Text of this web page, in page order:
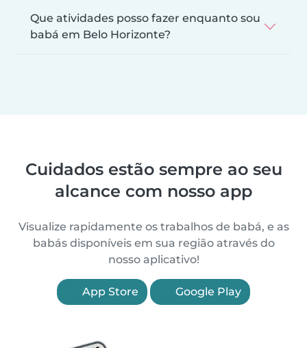
Que atividades posso fazer enquanto sou
babá em Belo Horizonte?
Cuidados estão sempre ao seu
alcance com nosso app
Visualize rapidamente os trabalhos de babá, e as
babás disponíveis em sua região através do
nosso aplicativo!
App Store Google Play